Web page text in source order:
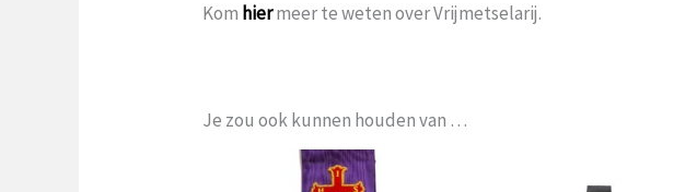
Kom hiermeer te weten over Vrijmetselarij.
Je zou ook kunnen houden van …